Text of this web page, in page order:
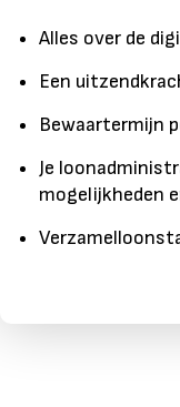
Alles over de
Een
Bewaartermijn
Je
mogelijkheden